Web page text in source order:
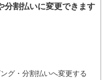
分割払いに変更できます
グ・分割払いへ変更する